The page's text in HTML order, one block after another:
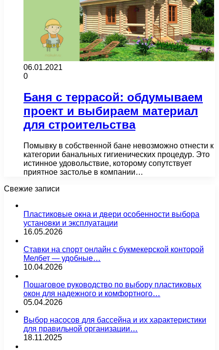
06.01.2021
0
Баня с террасой: обдумываем
проект и выбираем материал
для строительства
Помывку в собственной бане невозможно отнести к
категории банальных гигиенических процедур. Это
истинное удовольствие, которому сопутствует
приятное застолье в компании…
Свежие записи
Пластиковые окна и двери особенности выбора
установки и эксплуатации
16.05.2026
Ставки на спорт онлайн с букмекерской конторой
Мелбет — удобные…
10.04.2026
Пошаговое руководство по выбору пластиковых
окон для надежного и комфортного…
05.04.2026
Выбор насосов для бассейна и их характеристики
для правильной организации…
18.11.2025